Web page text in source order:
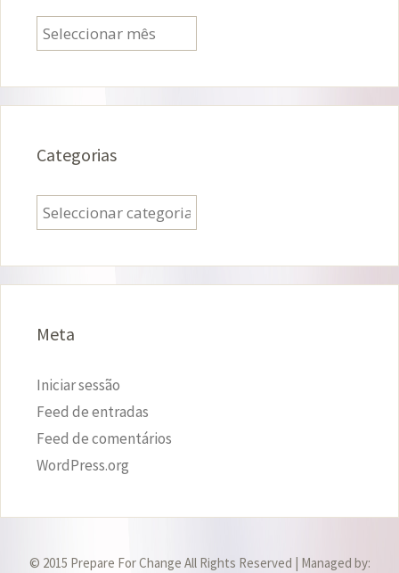
Arquivo
Categorias
Categorias
Meta
Iniciar sessão
Feed de entradas
Feed de comentários
WordPress.org
© 2015 Prepare For Change All Rights Reserved | Managed by: